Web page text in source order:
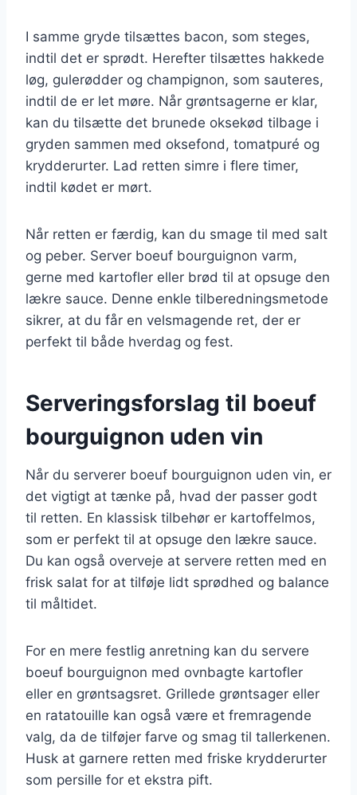
I samme gryde tilsættes bacon, som steges,
indtil det er sprødt. Herefter tilsættes hakkede
løg, gulerødder og champignon, som sauteres,
indtil de er let møre. Når grøntsagerne er klar,
kan du tilsætte det brunede oksekød tilbage i
gryden sammen med oksefond, tomatpuré og
krydderurter. Lad retten simre i flere timer,
indtil kødet er mørt.
Når retten er færdig, kan du smage til med salt
og peber. Server boeuf bourguignon varm,
gerne med kartofler eller brød til at opsuge den
lækre sauce. Denne enkle tilberedningsmetode
sikrer, at du får en velsmagende ret, der er
perfekt til både hverdag og fest.
Serveringsforslag til boeuf
bourguignon uden vin
Når du serverer boeuf bourguignon uden vin, er
det vigtigt at tænke på, hvad der passer godt
til retten. En klassisk tilbehør er kartoffelmos,
som er perfekt til at opsuge den lækre sauce.
Du kan også overveje at servere retten med en
frisk salat for at tilføje lidt sprødhed og balance
til måltidet.
For en mere festlig anretning kan du servere
boeuf bourguignon med ovnbagte kartofler
eller en grøntsagsret. Grillede grøntsager eller
en ratatouille kan også være et fremragende
valg, da de tilføjer farve og smag til tallerkenen.
Husk at garnere retten med friske krydderurter
som persille for et ekstra pift.